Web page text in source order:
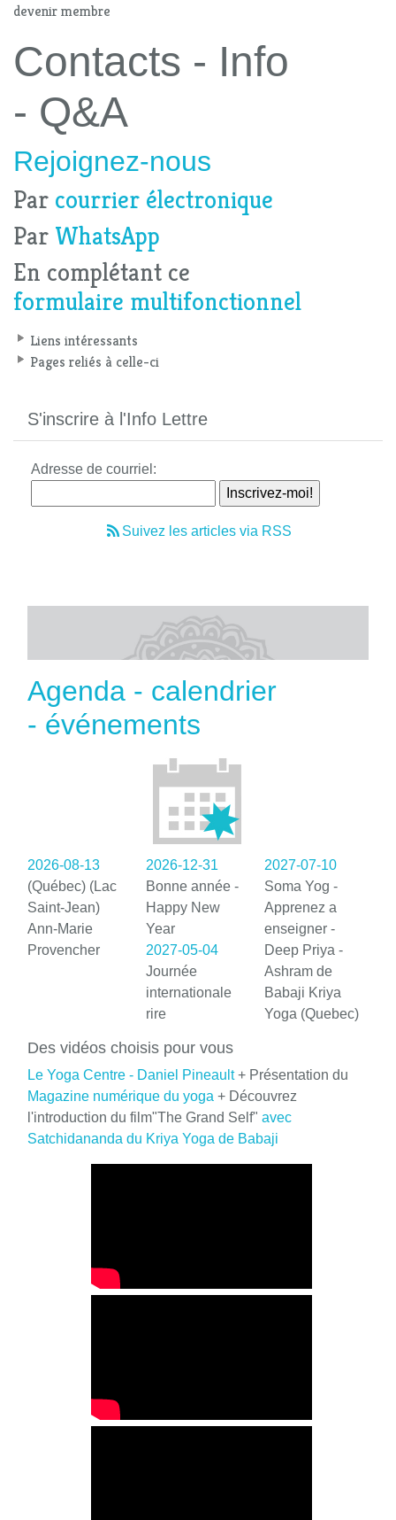
devenir membre
Contacts - Info
- Q&A
Rejoignez-nous
Par courrier électronique
Par WhatsApp
En complétant ce
formulaire multifonctionnel
Liens intéressants
Pages reliés à celle-ci
S'inscrire à l'Info Lettre
Adresse de courriel:
Suivez les articles via RSS
Agenda - calendrier
- événements
2026-08-13
(Québec) (Lac
Saint-Jean)
Ann-Marie
Provencher
2026-12-31
Bonne année -
Happy New
Year
2027-05-04
Journée
internationale
rire
2027-07-10
Soma Yog -
Apprenez a
enseigner -
Deep Priya -
Ashram de
Babaji Kriya
Yoga (Quebec)
Des vidéos choisis pour vous
Le Yoga Centre - Daniel Pineault+ Présentation du
Magazine numérique du yoga + Découvrez
l'introduction du film"The Grand Self" avec
Satchidananda du Kriya Yoga de Babaji